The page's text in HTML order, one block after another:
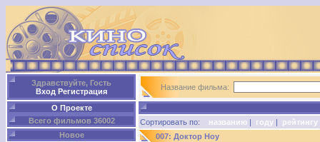
Здравствуйте, Гость
Вход Регистрация
О Проекте
Всего фильмов 36002
Новое
Название фильма:
Сортировать по: названию | году | рейтингу
007: Доктор Ноу